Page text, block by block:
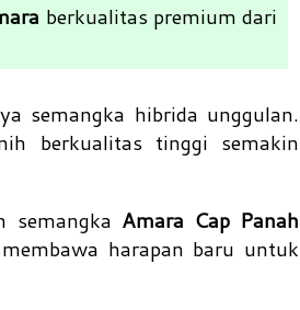
berkualitas premium dari
semangka hibrida unggulan.
berkualitas tinggi semakin
semangka Amara Cap Panah
harapan baru untuk